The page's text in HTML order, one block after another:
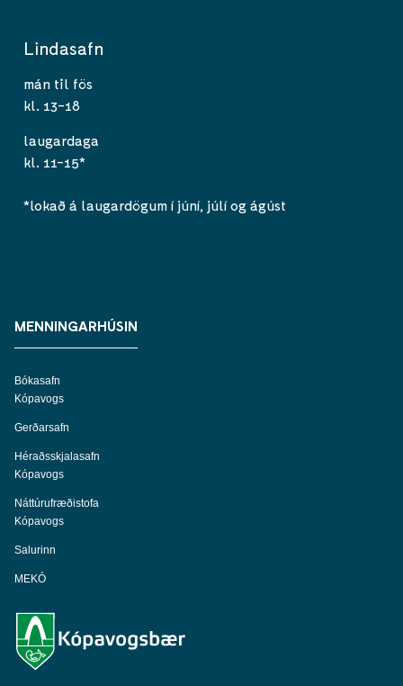
Lindasafn
mán til fös
kl. 13-18
laugardaga
kl. 11-15*
*lokað á laugardögum í júní, júlí og ágúst
MENNINGARHÚSIN
Bókasafn
Kópavogs
Gerðarsafn
Héraðsskjalasafn
Kópavogs
Náttúrufræðistofa
Kópavogs
Salurinn
MEKÓ